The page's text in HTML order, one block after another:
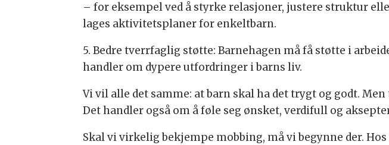
– for eksempel ved å styrke relasjoner, justere struktur
lages aktivitetsplaner for enkeltbarn.
5. Bedre tverrfaglig støtte: Barnehagen må få støtte i
handler om dypere utfordringer i barns liv.
Vi vil alle det samme: at barn skal ha det trygt og godt.
Det handler også om å føle seg ønsket, verdifull og
Skal vi virkelig bekjempe mobbing, må vi begynne der.